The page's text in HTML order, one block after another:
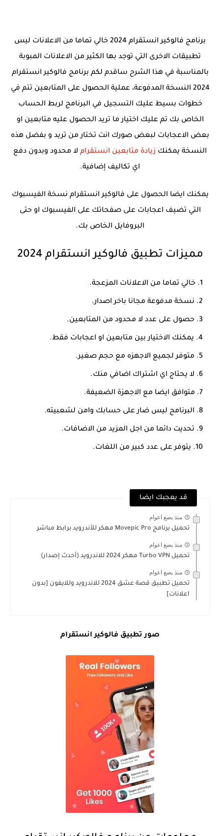
برنامج فالوكير انستقرام 2024 خالي تماما من الاعلانات ليس
تطبيقات الاخرى التي توجد بها الكثير من الاعلانات المبوبة
بالمناسبة في هذا الشرح ساقدم لكم برنامج فالوكير انستقرام
2024 النسخة المدفوعة، عملية الحصول على المتابعين تتم في
خطوات بسيط عليك التسجيل في البرنامج لربط الحساب
الخاص بك تم عليك اختيار ما تريد الحصول عليه متابعين او
بعض الاعجابات لبعض صورك انت تختار من تريد و بفضل هذه
النسخة يمكنك زيادة متابعين انستقرام لا محدود وبدون دفع
اي تكاليف إضافية.
يمكنك ايضا الحصول على فالوكير انستقرام نسخة الفيسبوك
التي تضيف اعجابات على صفحاتك على الفيسبوك او حتى
البروفايل الخاص بك.
مميزات تطبيق فالوكير انستقرام 2024
خالي تماما من الاعلانات المزعجة.
نسخة مدفوعة مجانا باخر اصدار.
حصول على عدد لا محدود من المتابعين.
يمكنك الاختيار بين متابعين او اعجابات فقط.
متوفر لجميع الاجهزه مع حجم صغير.
لا يحتاج اي اشتراك اضافي منك.
متوافق ايضا مع الاجهزة الضعيفة.
البرنامج ليس ضار على حسابك وامن لشعبيته.
تحديت دائما من اجل المزيد من الاضافات.
يتوفر على عدد كبير من اللغات.
قد يعجبك ايضا
منذ بضع اعوام
تحميل برنامج Movepic Pro مهكر للأندرويد برابط مباشر
منذ بضع اعوام
تحميل Turbo VPN مهكر 2024 للاندرويد (أحدث إصدار)
منذ بضع اعوام
تحميل تطبيق قصة عشق 2024 للاندرويد وللايفون [بدون
اعلانات]
صور تطبيق فالوكير انستقرام